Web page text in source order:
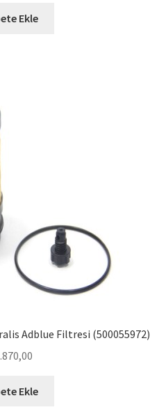
Ekle
Adblue Filtresi (500055972)
Ekle